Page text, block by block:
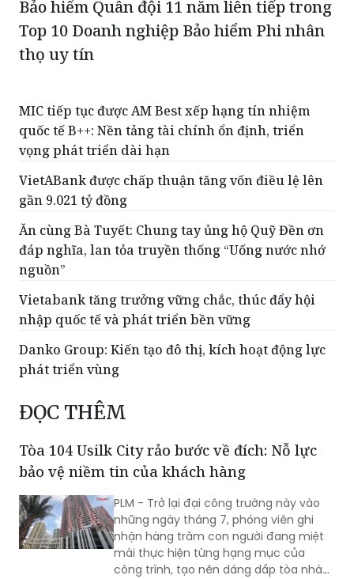
Bảo hiểm Quân đội 11 năm liên tiếp trong
Top 10 Doanh nghiệp Bảo hiểm Phi nhân
thọ uy tín
MIC tiếp tục được AM Best xếp hạng tín nhiệm
quốc tế B++: Nền tảng tài chính ổn định, triển
vọng phát triển dài hạn
VietABank được chấp thuận tăng vốn điều lệ lên
gần 9.021 tỷ đồng
Ăn cùng Bà Tuyết: Chung tay ủng hộ Quỹ Đền ơn
đáp nghĩa, lan tỏa truyền thống “Uống nước nhớ
nguồn”
Vietabank tăng trưởng vững chắc, thúc đẩy hội
nhập quốc tế và phát triển bền vững
Danko Group: Kiến tạo đô thị, kích hoạt động lực
phát triển vùng
ĐỌC THÊM
Tòa 104 Usilk City rảo bước về đích: Nỗ lực
bảo vệ niềm tin của khách hàng
PLM - Trở lại đại công trường này vào
những ngày tháng 7, phóng viên ghi
nhận hàng trăm con người đang miệt
mài thực hiện từng hạng mục của
công trình, tạo nên dáng dấp tòa nhà